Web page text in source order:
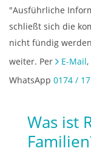
"Ausführliche
schließt sich die
nicht fündig
weiter. Per
E-Mail
WhatsApp 0174 /
Was ist